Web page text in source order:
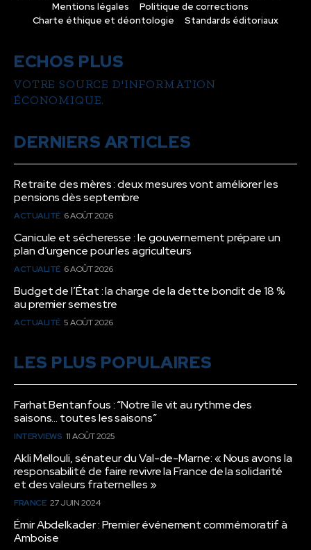
Mentions légales
Politique de corrections
Charte éthique et déontologie
Standards éditoriaux
ECHOS PLUS
VOTRE SOURCE D'INFORMATION
ÉCONOMIQUE.
DERNIERS ARTICLES
Retraite des mères : deux mesures vont améliorer les
pensions dès septembre
ACTUALITÉ 6 AOÛT 2026
Canicule et sécheresse : le gouvernement prépare un
plan d’urgence pour les agriculteurs
ACTUALITÉ 6 AOÛT 2026
Budget de l’État : la charge de la dette bondit de 18 %
au premier semestre
ACTUALITÉ 5 AOÛT 2026
LES PLUS POPULAIRES
Farhat Bentanfous : “Notre île vit au rythme des
saisons… toutes les saisons”
INTERVIEWS 11 AOÛT 2025
Akli Mellouli, sénateur du Val-de-Marne: « Nous avons la
responsabilité de faire revivre la France de la solidarité
et des valeurs fraternelles »
FRANCE 27 JUIN 2024
Émir Abdelkader : Premier événement commémoratif à
Amboise